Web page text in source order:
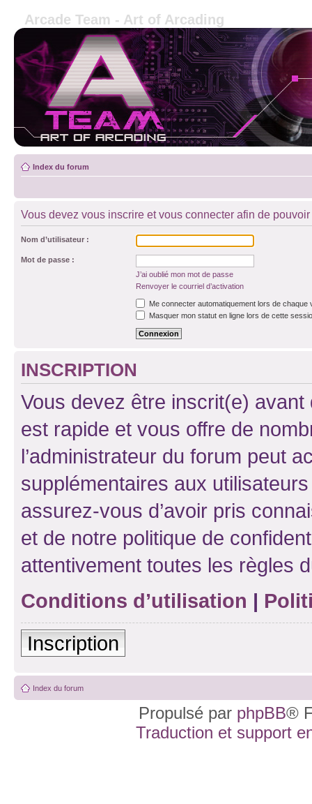
Arcade Team - Art of Arcading
Index du forum
Vous devez vous inscrire et vous connecter afin de
Nom d’utilisateur :
Mot de passe :
J’ai oublié mon mot de passe
Renvoyer le courriel d’activation
Me connecter automatiquement lors de chaque
Masquer mon statut en ligne lors de cette
INSCRIPTION
Vous devez être inscrit(e) avant
est rapide et vous offre de
l’administrateur du forum peut
supplémentaires aux
assurez-vous d’avoir pris
et de notre politique de
attentivement toutes les règles
Conditions d’utilisation |
Inscription
Index du forum
Propulsé par phpBB®
Traduction et support